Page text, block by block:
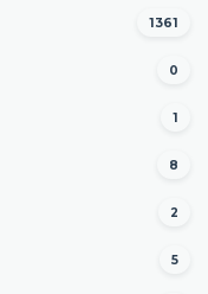
1361
0
1
8
2
5